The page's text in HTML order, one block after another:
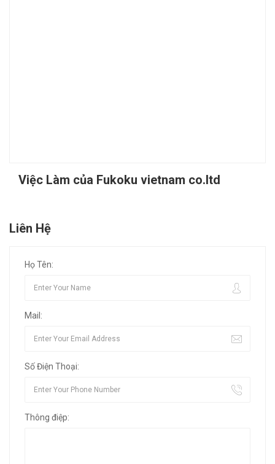
Việc Làm của Fukoku vietnam co.ltd
Liên Hệ
Họ Tên:
Mail:
Số Điện Thoại:
Thông điệp: